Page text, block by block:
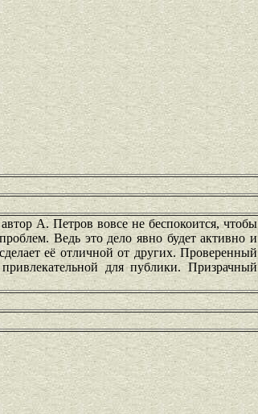
А. Петров вовсе не беспокоится, чтобы
Ведь это дело явно будет активно и
её отличной от других. Проверенный
для публики. Призрачный